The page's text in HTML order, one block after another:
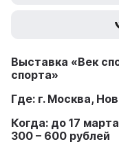
Выставка «Век
спорта»
Где: г. Москва,
Когда: до 17
300 – 600 рублей